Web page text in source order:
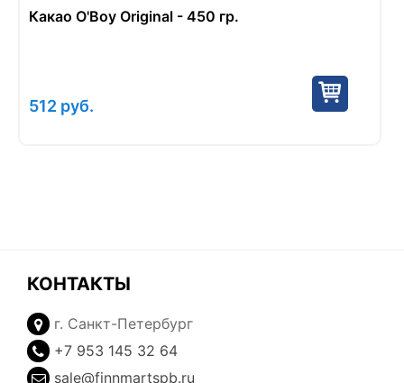
Какао O'Boy Original - 450 гр.
512 руб.
КОНТАКТЫ
г. Санкт-Петербург
+7 953 145 32 64
sale@finnmartspb.ru